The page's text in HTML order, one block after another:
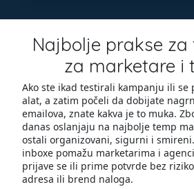
Najbolje prakse
za marketare i
Ako ste ikad testirali kampanju ili se
alat, a zatim počeli da dobijate
emailova, znate kakva je to muka.
danas oslanjaju na najbolje temp
ostali organizovani, sigurni i
inboxe pomažu marketarima i
prijave se ili prime potvrde bez
adresa ili brend naloga.